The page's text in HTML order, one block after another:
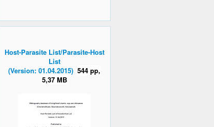
Host-Parasite List/Parasite-Host
List
(Version: 01.04.2015) 544 pp,
5,37 MB